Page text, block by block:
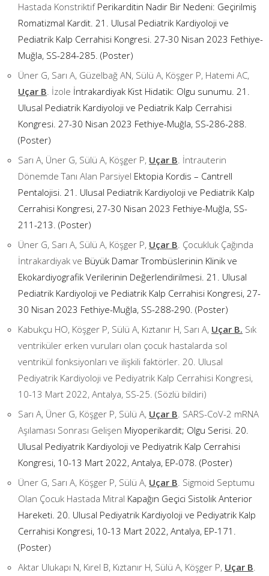
Hastada Konstriktif Perikarditin Nadir Bir Nedeni: Geçirilmiş
Romatizmal Kardit. 21. Ulusal Pediatrik Kardiyoloji ve
Pediatrik Kalp Cerrahisi Kongresi. 27-30 Nisan 2023 Fethiye-
Muğla, SS-284-285. (Poster)
Üner G, Sarı A, Güzelbağ AN, Sülü A, Köşger P, Hatemi AC,
Uçar B. İzole İntrakardiyak Kist Hidatik: Olgu sunumu. 21.
Ulusal Pediatrik Kardiyoloji ve Pediatrik Kalp Cerrahisi
Kongresi. 27-30 Nisan 2023 Fethiye-Muğla, SS-286-288.
(Poster)
Sarı A, Üner G, Sülü A, Köşger P, Uçar B. İntrauterin
Dönemde Tanı Alan Parsiyel Ektopia Kordis – Cantrell
Pentalojisi. 21. Ulusal Pediatrik Kardiyoloji ve Pediatrik Kalp
Cerrahisi Kongresi, 27-30 Nisan 2023 Fethiye-Muğla, SS-
211-213. (Poster)
Üner G, Sarı A, Sülü A, Köşger P, Uçar B. Çocukluk Çağında
İntrakardiyak ve Büyük Damar Trombüslerinin Klinik ve
Ekokardiyografik Verilerinin Değerlendirilmesi. 21. Ulusal
Pediatrik Kardiyoloji ve Pediatrik Kalp Cerrahisi Kongresi, 27-
30 Nisan 2023 Fethiye-Muğla, SS-288-290. (Poster)
Kabukçu HO, Köşger P, Sülü A, Kıztanır H, Sarı A, Uçar B. Sık
ventriküler erken vuruları olan çocuk hastalarda sol
ventrikül fonksiyonları ve ilişkili faktörler. 20. Ulusal
Pediyatrik Kardiyoloji ve Pediyatrik Kalp Cerrahisi Kongresi,
10-13 Mart 2022, Antalya, SS-25. (Sözlü bildiri)
Sarı A, Üner G, Köşger P, Sülü A, Uçar B. SARS-CoV-2 mRNA
Aşılaması Sonrası Gelişen Miyoperikardit; Olgu Serisi. 20.
Ulusal Pediyatrik Kardiyoloji ve Pediyatrik Kalp Cerrahisi
Kongresi, 10-13 Mart 2022, Antalya, EP-078. (Poster)
Üner G, Sarı A, Köşger P, Sülü A, Uçar B. Sigmoid Septumu
Olan Çocuk Hastada Mitral Kapağın Geçici Sistolik Anterior
Hareketi. 20. Ulusal Pediyatrik Kardiyoloji ve Pediyatrik Kalp
Cerrahisi Kongresi, 10-13 Mart 2022, Antalya, EP-171.
(Poster)
Aktar Ulukapı N, Kırel B, Kıztanır H, Sülü A, Köşger P, Uçar B.